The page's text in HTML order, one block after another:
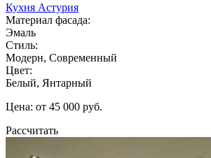
Кухня Астурия
Материал фасада:
Эмаль
Стиль:
Модерн, Современный
Цвет:
Белый, Янтарный
Цена: от 45 000 руб.
Рассчитать